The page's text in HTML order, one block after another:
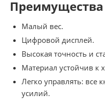
Преимущества
Малый вес.
Цифровой дисплей.
Высокая точность и
Материал устойчив к
Легко управлять: все
усилий.